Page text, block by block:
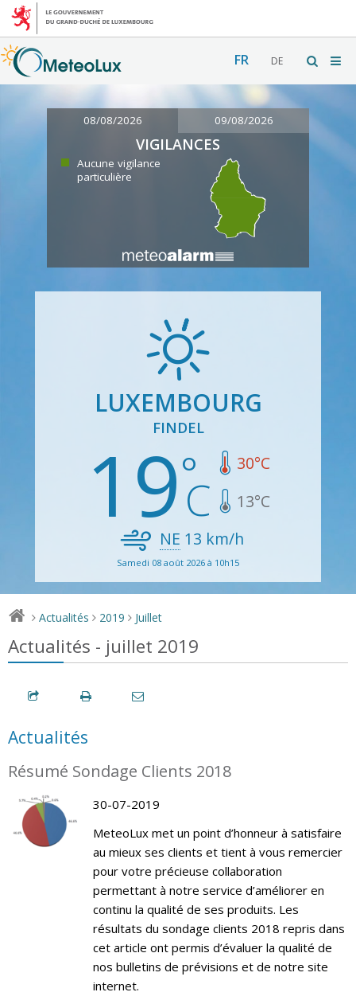
FR DE
08/08/2026 09/08/2026
VIGILANCES
Aucune vigilance
particulière
LUXEMBOURG
FINDEL
19 30°C
13°C
NE 13 km/h
Samedi 08 août 2026 à 10h15
> Actualités > 2019 > Juillet
Actualités - juillet 2019
Actualités
Résumé Sondage Clients 2018
30-07-2019
MeteoLux met un point d’honneur à satisfaire
au mieux ses clients et tient à vous remercier
pour votre précieuse collaboration
permettant à notre service d’améliorer en
continu la qualité de ses produits. Les
résultats du sondage clients 2018 repris dans
cet article ont permis d’évaluer la qualité de
nos bulletins de prévisions et de notre site
internet.